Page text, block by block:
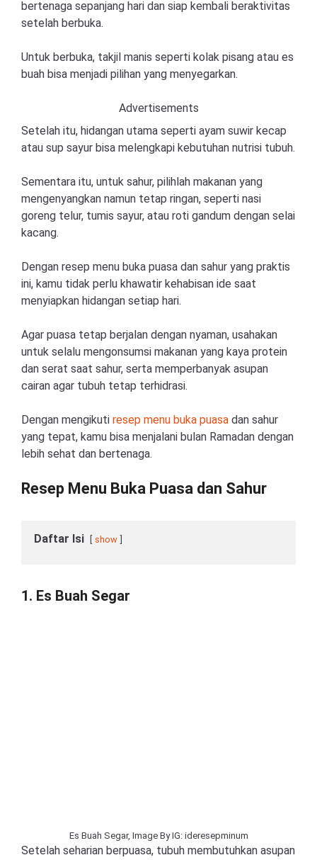
bertenaga sepanjang hari dan siap kembali beraktivitas
setelah berbuka.
Untuk berbuka, takjil manis seperti kolak pisang atau es
buah bisa menjadi pilihan yang menyegarkan.
Advertisements
Setelah itu, hidangan utama seperti ayam suwir kecap
atau sup sayur bisa melengkapi kebutuhan nutrisi tubuh.
Sementara itu, untuk sahur, pilihlah makanan yang
mengenyangkan namun tetap ringan, seperti nasi
goreng telur, tumis sayur, atau roti gandum dengan selai
kacang.
Dengan resep menu buka puasa dan sahur yang praktis
ini, kamu tidak perlu khawatir kehabisan ide saat
menyiapkan hidangan setiap hari.
Agar puasa tetap berjalan dengan nyaman, usahakan
untuk selalu mengonsumsi makanan yang kaya protein
dan serat saat sahur, serta memperbanyak asupan
cairan agar tubuh tetap terhidrasi.
Dengan mengikuti resep menu buka puasa dan sahur
yang tepat, kamu bisa menjalani bulan Ramadan dengan
lebih sehat dan bertenaga.
Resep Menu Buka Puasa dan Sahur
Daftar Isi show
1. Es Buah Segar
Es Buah Segar, Image By IG: ideresepminum
Setelah seharian berpuasa, tubuh membutuhkan asupan